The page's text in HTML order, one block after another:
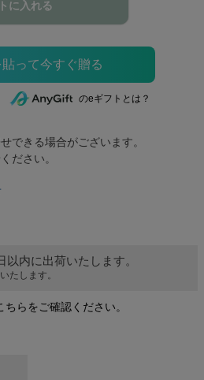
に入れる
のeギフトとは？
できる場合がございます。
ださい。
以内に出荷いたします。
たします。
らをご確認ください。